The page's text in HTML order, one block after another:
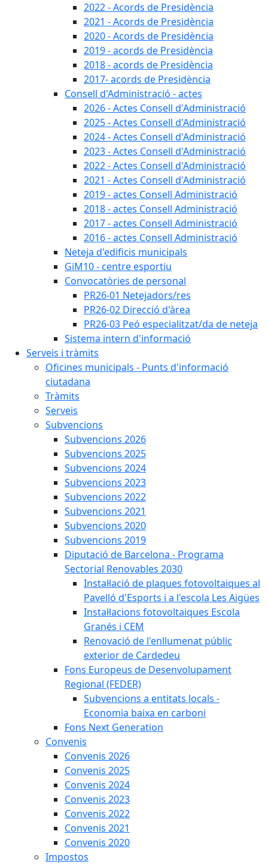
2022 - Acords de Presidència
2021 - Acords de Presidència
2020 - Acords de Presidència
2019 - acords de Presidència
2018 - acords de Presidència
2017- acords de Presidència
Consell d'Administració - actes
2026 - Actes Consell d'Administració
2025 - Actes Consell d'Administració
2024 - Actes Consell d'Administració
2023 - Actes Consell d'Administració
2022 - Actes Consell d'Administració
2021 - Actes Consell d'Administració
2019 - actes Consell Administració
2018 - actes Consell Administració
2017 - actes Consell Administració
2016 - actes Consell Administració
Neteja d'edificis municipals
GiM10 - centre esportiu
Convocatòries de personal
PR26-01 Netejadors/res
PR26-02 Direcció d'àrea
PR26-03 Peó especialitzat/da de neteja
Sistema intern d'informació
Serveis i tràmits
Oficines municipals - Punts d'informació
ciutadana
Tràmits
Serveis
Subvencions
Subvencions 2026
Subvencions 2025
Subvencions 2024
Subvencions 2023
Subvencions 2022
Subvencions 2021
Subvencions 2020
Subvencions 2019
Diputació de Barcelona - Programa
Sectorial Renovables 2030
Instal·lació de plaques fotovoltaiques al
Pavelló d'Esports i a l'escola Les Aigües
Instal·lacions fotovoltaiques Escola
Granés i CEM
Renovació de l'enllumenat públic
exterior de Cardedeu
Fons Europeus de Desenvolupament
Regional (FEDER)
Subvencions a entitats locals -
Economia baixa en carboni
Fons Next Generation
Convenis
Convenis 2026
Convenis 2025
Convenis 2024
Convenis 2023
Convenis 2022
Convenis 2021
Convenis 2020
Impostos